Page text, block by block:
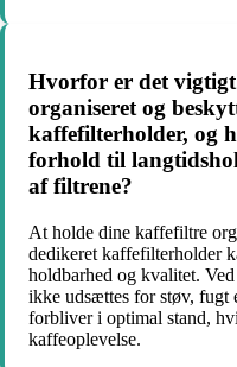
Hvorfor er det
organiseret og
kaffefilterholder, og
forhold til
af filtrene?
At holde dine kaffefiltre
dedikeret kaffefilterholder
holdbarhed og kvalitet.
ikke udsættes for støv, fugt
forbliver i optimal stand,
kaffeoplevelse.